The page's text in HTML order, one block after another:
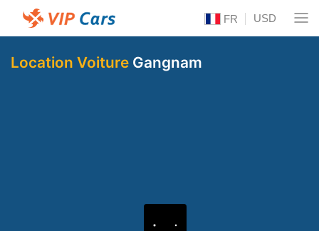
FR USD
Location Voiture Gangnam